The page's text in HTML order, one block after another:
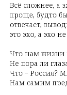
Всё сложнее, а
проще, будто
отвечает,
это эхо, а эхо
Что нам жизни
Не пора ли
Что – Россия?
Нам самим